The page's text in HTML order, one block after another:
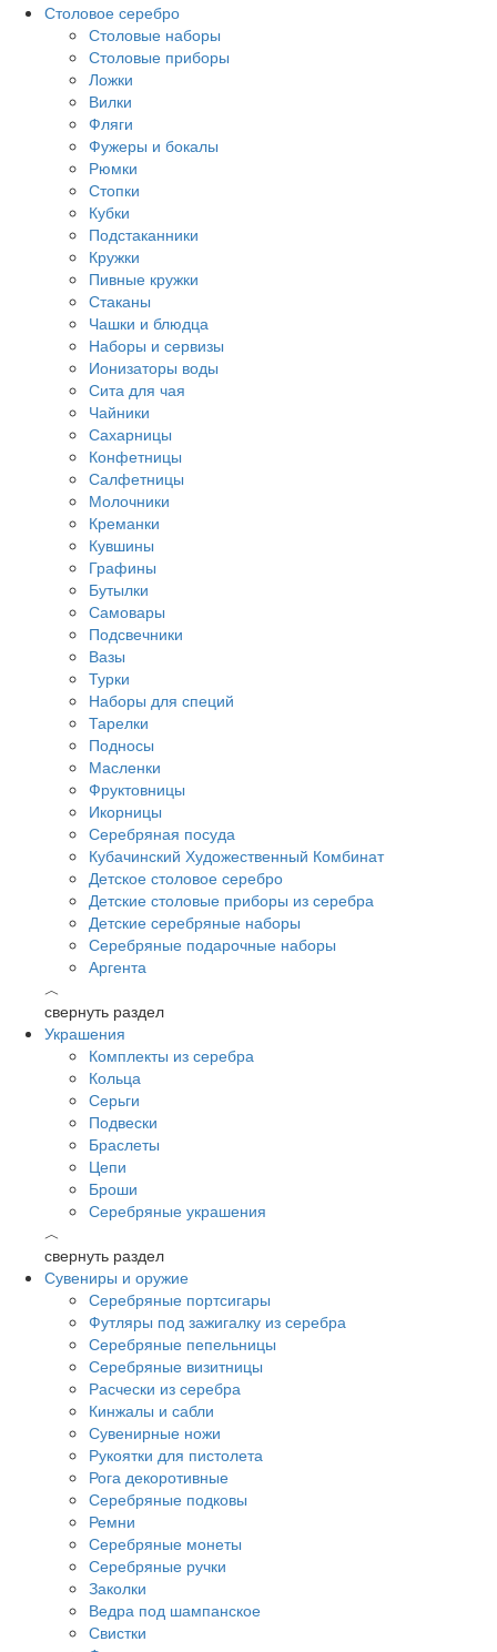
Столовое серебро
Столовые наборы
Столовые приборы
Ложки
Вилки
Фляги
Фужеры и бокалы
Рюмки
Стопки
Кубки
Подстаканники
Кружки
Пивные кружки
Стаканы
Чашки и блюдца
Наборы и сервизы
Ионизаторы воды
Сита для чая
Чайники
Сахарницы
Конфетницы
Салфетницы
Молочники
Креманки
Кувшины
Графины
Бутылки
Самовары
Подсвечники
Вазы
Турки
Наборы для специй
Тарелки
Подносы
Масленки
Фруктовницы
Икорницы
Серебряная посуда
Кубачинский Художественный Комбинат
Детское столовое серебро
Детские столовые приборы из серебра
Детские серебряные наборы
Серебряные подарочные наборы
Аргента
︿
свернуть раздел
Украшения
Комплекты из серебра
Кольца
Серьги
Подвески
Браслеты
Цепи
Броши
Серебряные украшения
︿
свернуть раздел
Сувениры и оружие
Серебряные портсигары
Футляры под зажигалку из серебра
Серебряные пепельницы
Серебряные визитницы
Расчески из серебра
Кинжалы и сабли
Сувенирные ножи
Рукоятки для пистолета
Рога декоротивные
Серебряные подковы
Ремни
Серебряные монеты
Серебряные ручки
Заколки
Ведра под шампанское
Свистки